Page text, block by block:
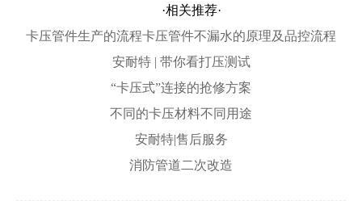
·相关推荐·
卡压管件生产的流程卡压管件不漏水的原理及品控流程
安耐特 | 带你看打压测试
“卡压式”连接的抢修方案
不同的卡压材料不同用途
安耐特|售后服务
消防管道二次改造